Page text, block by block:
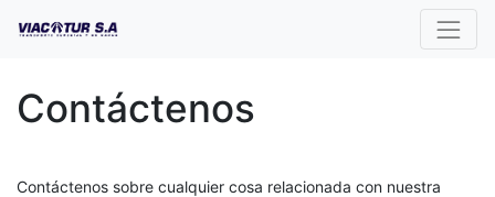
Contáctenos
Contáctenos sobre cualquier cosa relacionada con nuestra